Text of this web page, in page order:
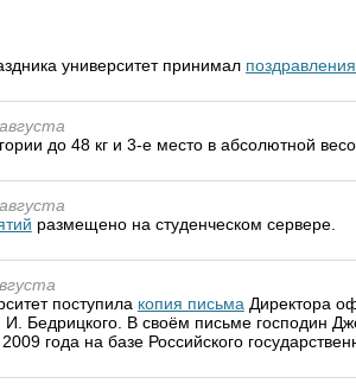
университет принимал поздравления
до 48 кг и 3-е место в абсолютной
размещено на студенческом сервере.
поступила копия письма Директора
И. Бедрицкого. В своём письме господин
года на базе Российского